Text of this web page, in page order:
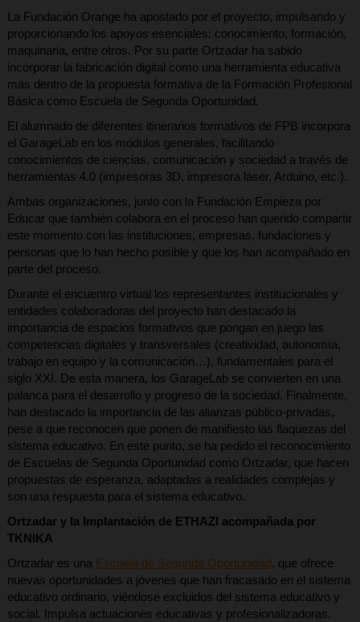
La Fundación Orange ha apostado por el proyecto, impulsando y
proporcionando los apoyos esenciales: conocimiento, formación,
maquinaria, entre otros. Por su parte Ortzadar ha sabido
incorporar la fabricación digital como una herramienta educativa
más dentro de la propuesta formativa de la Formación Profesional
Básica como Escuela de Segunda Oportunidad.
El alumnado de diferentes itinerarios formativos de FPB incorpora
el GarageLab en los módulos generales, facilitando
conocimientos de ciencias, comunicación y sociedad a través de
herramientas 4.0 (impresoras 3D, impresora láser, Arduino, etc.).
Ambas organizaciones, junto con la Fundación Empieza por
Educar que también colabora en el proceso han querido compartir
este momento con las instituciones, empresas, fundaciones y
personas que lo han hecho posible y que los han acompañado en
parte del proceso.
Durante el encuentro virtual los representantes institucionales y
entidades colaboradoras del proyecto han destacado la
importancia de espacios formativos que pongan en juego las
competencias digitales y transversales (creatividad, autonomía,
trabajo en equipo y la comunicación…), fundamentales para el
siglo XXI. De esta manera, los GarageLab se convierten en una
palanca para el desarrollo y progreso de la sociedad. Finalmente,
han destacado la importancia de las alianzas público-privadas,
pese a que reconocen que ponen de manifiesto las flaquezas del
sistema educativo. En este punto, se ha pedido el reconocimiento
de Escuelas de Segunda Oportunidad como Ortzadar, que hacen
propuestas de esperanza, adaptadas a realidades complejas y
son una respuesta para el sistema educativo.
Ortzadar y la Implantación de ETHAZI acompañada por
TKNIKA
Ortzadar es una Escuela de Segunda Oportunidad, que ofrece
nuevas oportunidades a jóvenes que han fracasado en el sistema
educativo ordinario, viéndose excluidos del sistema educativo y
social. Impulsa actuaciones educativas y profesionalizadoras.